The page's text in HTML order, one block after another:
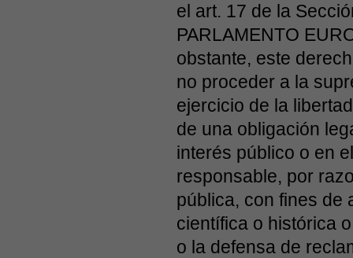
el art. 17 de la
PARLAMENTO
obstante, este
no proceder a la
ejercicio de la
de una obligación
interés público o en
responsable, por
pública, con fines de
científica o histórica
o la defensa de